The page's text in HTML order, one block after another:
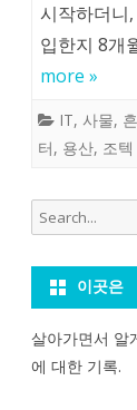
시작하더니
입한지 8개
more »
IT, 사물,
터, 용산, 조텍
Search
for:
이곳은
살아가면서 알
에 대한 기록.